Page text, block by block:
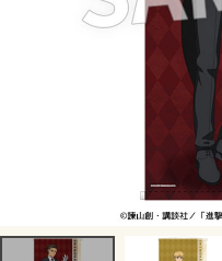
立体マウスパッド
POP UP SHOP 2024
恋する（おとめ）の作り方